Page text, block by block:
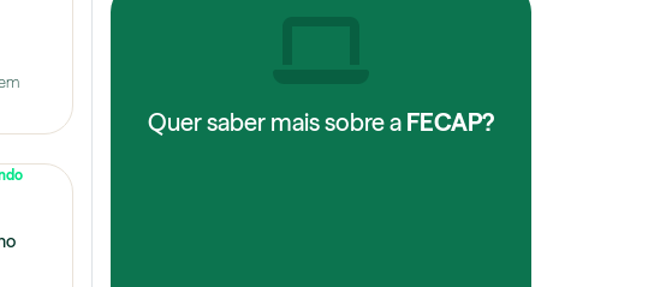
Quer saber mais sobre a FECAP?